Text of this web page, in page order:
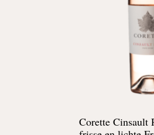
Corette Cinsault